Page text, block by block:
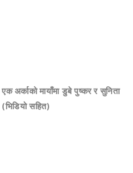
एक अर्काको मायाँमा डुबे पुष्कर र सुनिता
(भिडियो सहित)